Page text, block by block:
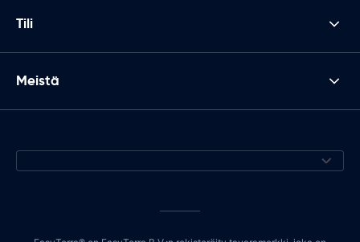
Tili
Meistä